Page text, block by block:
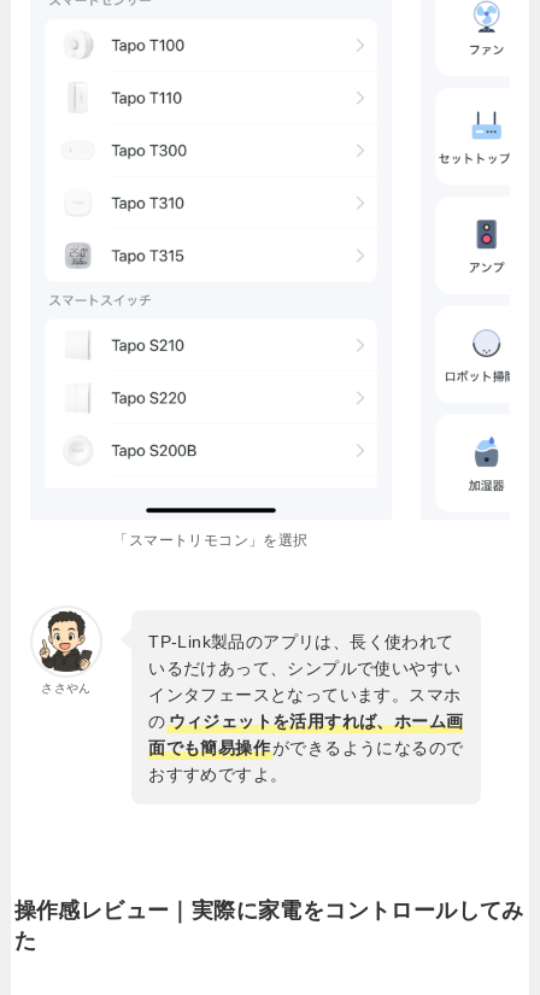
「スマートリモコン」を選択
ささやん
TP-Link製品のアプリは、長く使われて
いるだけあって、シンプルで使いやすい
インタフェースとなっています。スマホ
のウィジェットを活用すれば、ホーム画
面でも簡易操作ができるようになるので
おすすめですよ。
操作感レビュー｜実際に家電をコントロールしてみ
た